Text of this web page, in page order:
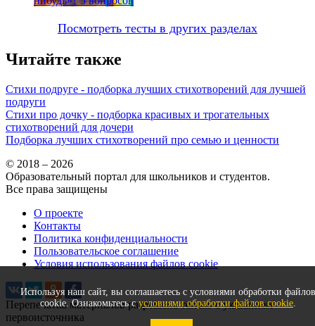
Посмотреть тесты в других разделах
Читайте также
Стихи подруге - подборка лучших стихотворений для лучшей
подруги
Стихи про дочку - подборка красивых и трогательных
стихотворений для дочери
Подборка лучших стихотворений про семью и ценности
Используя наш сайт, вы соглашаетесь с условиями обработки файлов
cookie. Ознакомьтесь сусловиями обработки файлов cookie.
© 2018 – 2026
Образовательный портал для школьников и студентов.
Все права защищены
О проекте
Контакты
Политика конфиденциальности
Пользовательское соглашение
Условия использования файлов cookie
Перепечатка материалов разрешена только с указанием
первоисточника